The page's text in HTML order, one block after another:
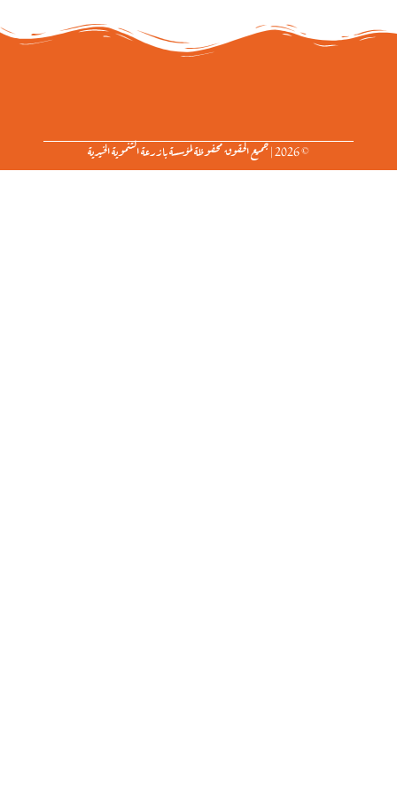
© 2026 | جميع الحقوق محفوظة لمؤسسة بازرعة التنموية الخيرية